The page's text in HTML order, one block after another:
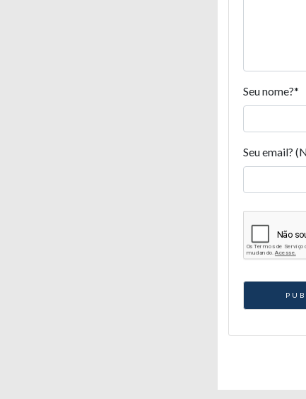
Seu nome?*
Seu email?